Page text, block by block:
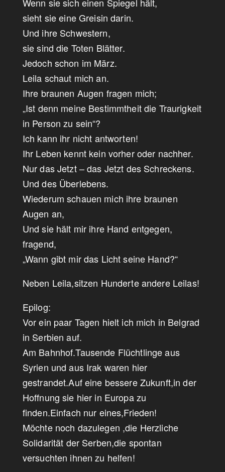
sieht sie eine Greisin darin.
Und ihre Schwestern,
sie sind die Toten Blätter.
Jedoch schon im März.
Leila schaut mich an.
Ihre braunen Augen fragen mich;
„Ist denn meine Bestimmtheit die Traurigkeit
in Person zu sein“?
Ich kann ihr nicht antworten!
Ihr Leben kennt kein vorher oder nachher.
Nur das Jetzt – das Jetzt des Schreckens.
Und des Überlebens.
Wiederum schauen mich ihre braunen
Augen an,
Und sie hält mir ihre Hand entgegen,
fragend,
„Wann gibt mir das Licht seine Hand?“
Neben Leila,sitzen Hunderte andere Leilas!
Epilog:
Vor ein paar Tagen hielt ich mich in Belgrad
in Serbien auf.
Am Bahnhof.Tausende Flüchtlinge aus
Syrien und aus Irak waren hier
gestrandet.Auf eine bessere Zukunft,in der
Hoffnung sie hier in Europa zu
finden.Einfach nur eines,Frieden!
Möchte noch dazulegen ,die Herzliche
Solidarität der Serben,die spontan
versuchten ihnen zu helfen!